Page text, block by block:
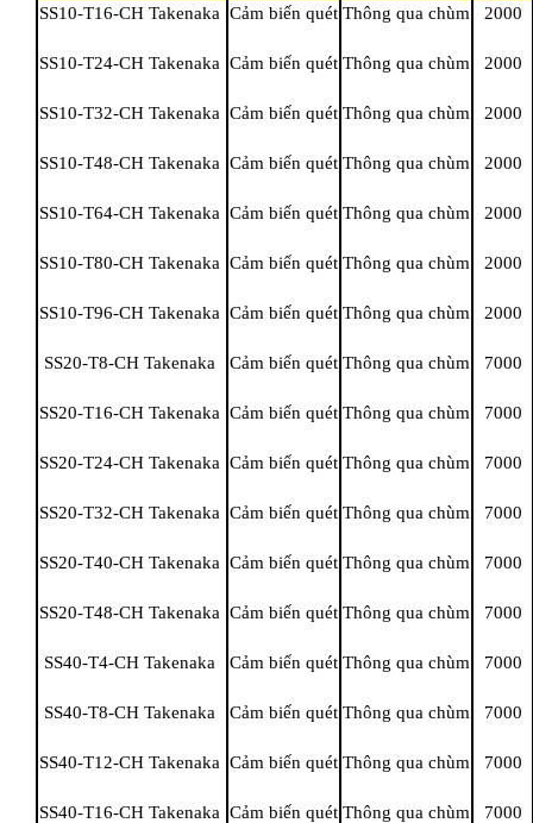
SS10-T16-CH Takenaka Cảm biến quét Thông qua chùm 2000
SS10-T24-CH Takenaka Cảm biến quét Thông qua chùm 2000
SS10-T32-CH Takenaka Cảm biến quét Thông qua chùm 2000
SS10-T48-CH Takenaka Cảm biến quét Thông qua chùm 2000
SS10-T64-CH Takenaka Cảm biến quét Thông qua chùm 2000
SS10-T80-CH Takenaka Cảm biến quét Thông qua chùm 2000
SS10-T96-CH Takenaka Cảm biến quét Thông qua chùm 2000
SS20-T8-CH Takenaka Cảm biến quét Thông qua chùm 7000
SS20-T16-CH Takenaka Cảm biến quét Thông qua chùm 7000
SS20-T24-CH Takenaka Cảm biến quét Thông qua chùm 7000
SS20-T32-CH Takenaka Cảm biến quét Thông qua chùm 7000
SS20-T40-CH Takenaka Cảm biến quét Thông qua chùm 7000
SS20-T48-CH Takenaka Cảm biến quét Thông qua chùm 7000
SS40-T4-CH Takenaka Cảm biến quét Thông qua chùm 7000
SS40-T8-CH Takenaka Cảm biến quét Thông qua chùm 7000
SS40-T12-CH Takenaka Cảm biến quét Thông qua chùm 7000
SS40-T16-CH Takenaka Cảm biến quét Thông qua chùm 7000